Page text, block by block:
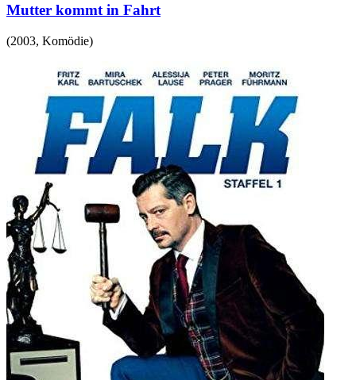
Mutter kommt in Fahrt
(2003, Komödie)